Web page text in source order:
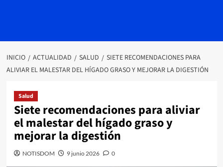
INICIO ACTUALIDAD SALUD
SIETE RECOMENDACIONES PARA
ALIVIAR EL MALESTAR DEL HÍGADO GRASO Y MEJORAR LA DIGESTIÓN
Salud
Siete recomendaciones para aliviar
el malestar del hígado graso y
mejorar la digestión
NOTISDOM 9 junio 2026 0